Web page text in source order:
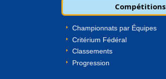
Compétitions
Championnats par Équipes
Critérium Fédéral
Classements
Progression